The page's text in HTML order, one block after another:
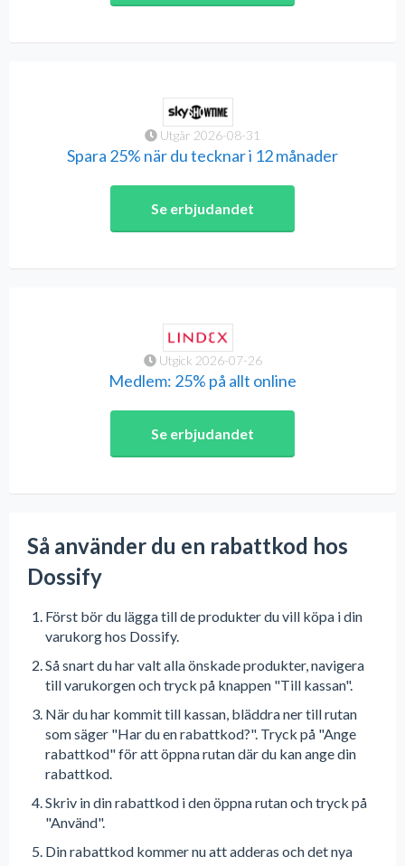
Utgår 2026-08-31
Spara 25% när du tecknar i 12 månader
Se erbjudandet
Utgick 2026-07-26
Medlem: 25% på allt online
Se erbjudandet
Så använder du en rabattkod hos
Dossify
Först bör du lägga till de produkter du vill köpa i din
varukorg hos Dossify.
Så snart du har valt alla önskade produkter, navigera
till varukorgen och tryck på knappen "Till kassan".
När du har kommit till kassan, bläddra ner till rutan
som säger "Har du en rabattkod?". Tryck på "Ange
rabattkod" för att öppna rutan där du kan ange din
rabattkod.
Skriv in din rabattkod i den öppna rutan och tryck på
"Använd".
Din rabattkod kommer nu att adderas och det nya